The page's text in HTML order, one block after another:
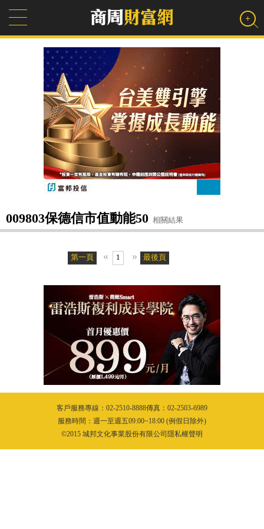
009803保德信市值動能50 相關結果
第一頁 « 1 » 最後頁
客戶服務專線：02-2510-8888傳真：02-2503-6989
服務時間：週一至週五09:00~18:00 (例假日除外)
©2015 城邦文化事業股份有限公司隱私權聲明